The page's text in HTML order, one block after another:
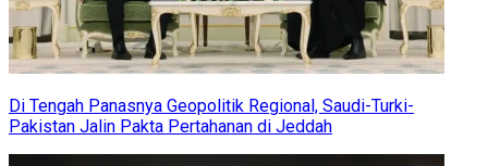
Di Tengah Panasnya Geopolitik Regional, Saudi-Turki-
Pakistan Jalin Pakta Pertahanan di Jeddah